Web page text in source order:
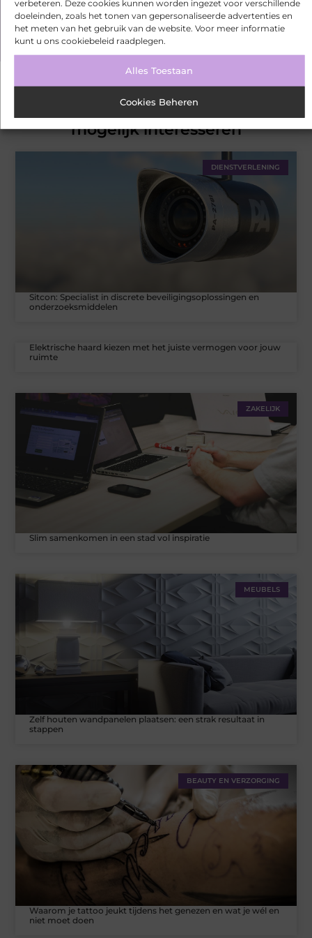
verbeteren. Deze cookies kunnen worden ingezet voor verschillende
doeleinden, zoals het tonen van gepersonaliseerde advertenties en
het meten van het gebruik van de website. Voor meer informatie
kunt u ons cookiebeleid raadplegen.
Alles Toestaan
Cookies Beheren
Over ons Ons team
Gerelateerde artikelendie u
mogelijk interesseren
DIENSTVERLENING
Sitcon: Specialist in discrete beveiligingsoplossingen en
onderzoeksmiddelen
Elektrische haard kiezen met het juiste vermogen voor jouw
ruimte
ZAKELIJK
Slim samenkomen in een stad vol inspiratie
MEUBELS
Zelf houten wandpanelen plaatsen: een strak resultaat in
stappen
BEAUTY EN VERZORGING
Waarom je tattoo jeukt tijdens het genezen en wat je wél en
niet moet doen